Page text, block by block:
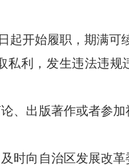
起开始履职 ，期满可
私利， 发生违法违规
、出版著作或者参
时向自治区发展改